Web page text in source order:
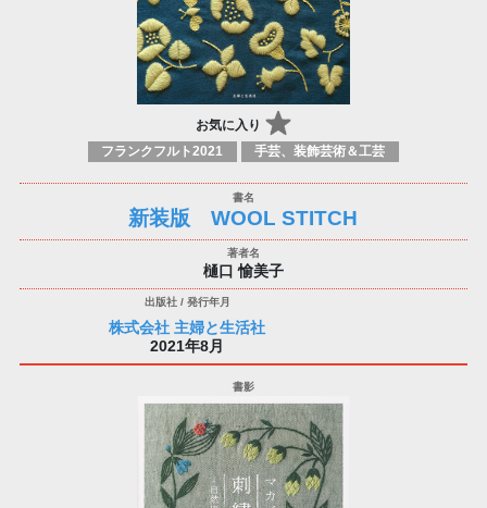
お気に入り
フランクフルト2021 手芸、装飾芸術＆工芸
新装版 WOOL STITCH
樋口 愉美子
株式会社 主婦と生活社
2021年8月